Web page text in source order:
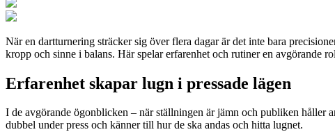
När en dartturnering sträcker sig över flera dagar är det inte bara
kropp och sinne i balans. Här spelar erfarenhet och rutiner en avgörande
Erfarenhet skapar lugn i pressade lägen
I de avgörande ögonblicken – när ställningen är jämn och publiken håller
dubbel under press och känner till hur de ska andas och hitta lugnet.